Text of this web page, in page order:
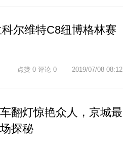
尔维特C8纽博格林赛
2019/07/08 08:12
点赞 0 评论 0
翻灯惊艳众人，京城最
探秘